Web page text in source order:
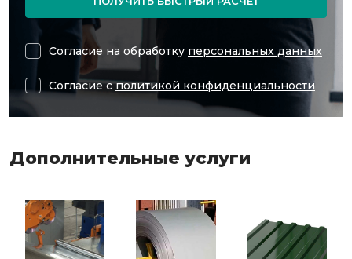
Согласие на обработку персональных данных
Согласие сполитикой конфиденциальности
Дополнительные услуги